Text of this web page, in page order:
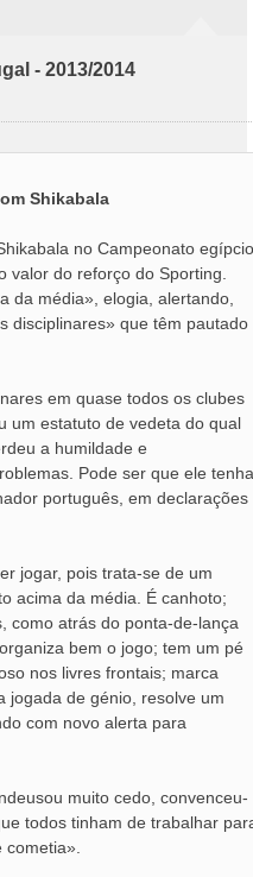
- 2013/2014
Shikabala
no Campeonato egípcio
valor do reforço do Sporting.
da média», elogia, alertando,
disciplinares» que têm pautado
em quase todos os clubes
um estatuto de vedeta do qual
a humildade e
Pode ser que ele tenha
português, em declarações
jogar, pois trata-se de um
acima da média. É canhoto;
como atrás do ponta-de-lança
bem o jogo; tem um pé
nos livres frontais; marca
jogada de génio, resolve um
com novo alerta para
muito cedo, convenceu-
todos tinham de trabalhar